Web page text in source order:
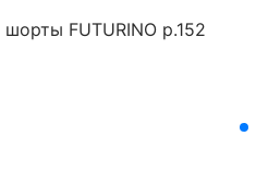
FUTURINO р.152